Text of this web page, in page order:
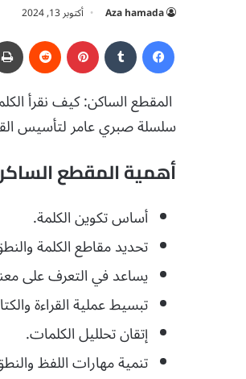
Aza hamada أكتوبر 13, 2024
بينتيريست
سلسلة صبري عامر لتأسيس
أهمية المقطع
أساس تكوين الكلمة.
تحديد مقاطع الكلمة
يساعد في التعرف على
تبسيط عملية القراءة
إتقان تحلليل الكلمات.
تنمية مهارات اللفظ